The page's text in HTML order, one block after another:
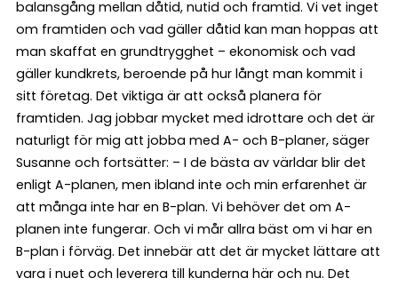
balansgång mellan dåtid, nutid och framtid. Vi vet inget
om framtiden och vad gäller dåtid kan man hoppas att
man skaffat en grundtrygghet – ekonomisk och vad
gäller kundkrets, beroende på hur långt man kommit i
sitt företag. Det viktiga är att också planera för
framtiden. Jag jobbar mycket med idrottare och det är
naturligt för mig att jobba med A- och B-planer, säger
Susanne och fortsätter: – I de bästa av världar blir det
enligt A-planen, men ibland inte och min erfarenhet är
att många inte har en B-plan. Vi behöver det om A-
planen inte fungerar. Och vi mår allra bäst om vi har en
B-plan i förväg. Det innebär att det är mycket lättare att
vara i nuet och leverera till kunderna här och nu. Det